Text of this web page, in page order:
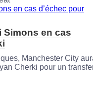
Simons en cas
Manchester City
Cherki pour un